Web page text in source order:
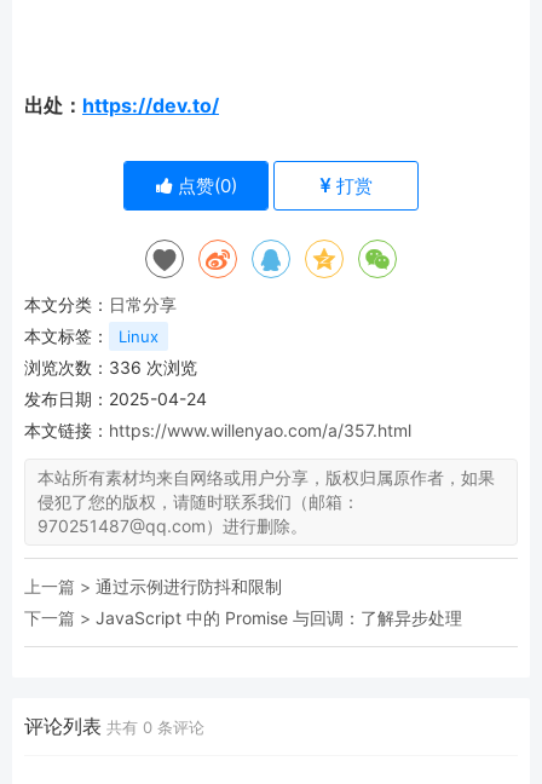
出处： https://dev.to/
点赞(0) 打赏
本文分类： 日常分享
本文标签：
Linux
浏览次数： 336 次浏览
发布日期：2025-04-24
本文链接： https://www.willenyao.com/a/357.html
本站所有素材均来自网络或用户分享，版权归属原作者，如果
侵犯了您的版权，请随时联系我们（邮箱：
970251487@qq.com）进行删除。
上一篇 > 通过示例进行防抖和限制
下一篇 > JavaScript 中的 Promise 与回调：了解异步处理
评论列表 共有 0 条评论